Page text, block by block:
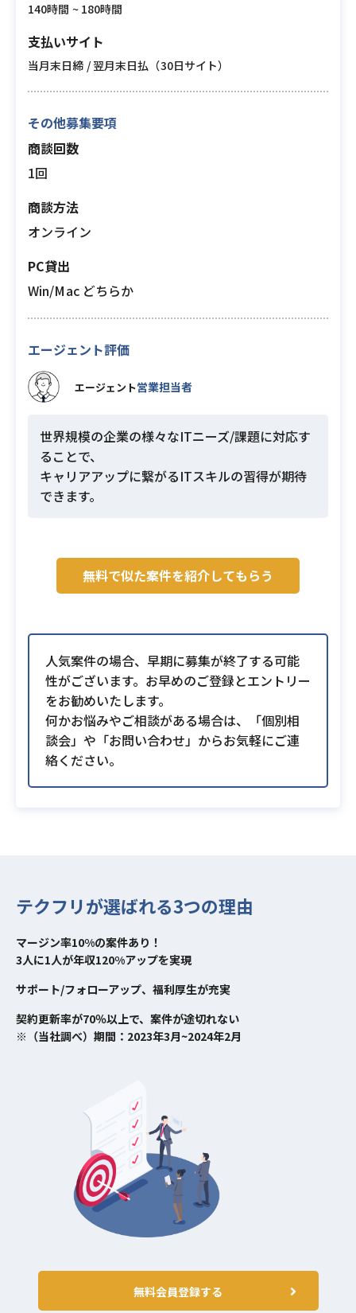
140時間 ~ 180時間
支払いサイト
当月末日締 / 翌月末日払（30日サイト）
その他募集要項
商談回数
1回
商談方法
オンライン
PC貸出
Win/Mac どちらか
エージェント評価
エージェント営業担当者
世界規模の企業の様々なITニーズ/課題に対応す
ることで、
キャリアアップに繋がるITスキルの習得が期待
できます。
無料で似た案件を紹介してもらう
人気案件の場合、早期に募集が終了する可能
性がございます。お早めのご登録とエントリー
をお勧めいたします。
何かお悩みやご相談がある場合は、「個別相
談会」や「お問い合わせ」からお気軽にご連
絡ください。
テクフリが選ばれる3つの理由
マージン率10%の案件あり！
3人に1人が年収120%アップを実現
サポート/フォローアップ、福利厚生が充実
契約更新率が70％以上で、案件が途切れない
※（当社調べ）期間：2023年3月~2024年2月
無料会員登録する